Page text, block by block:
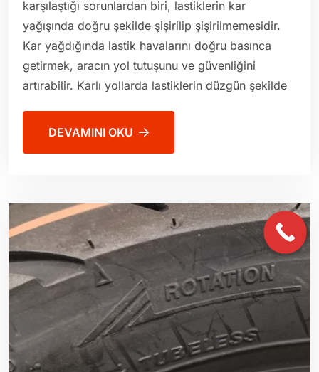
karşılaştığı sorunlardan biri, lastiklerin kar
yağışında doğru şekilde şişirilip şişirilmemesidir.
Kar yağdığında lastik havalarını doğru basınca
getirmek, aracın yol tutuşunu ve güvenliğini
artırabilir. Karlı yollarda lastiklerin düzgün şekilde
DEVAMINI OKU